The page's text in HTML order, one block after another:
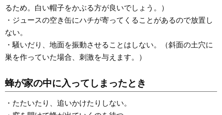
るため。白い帽子をかぶる方が良いでしょう。）
・ジュースの空き缶にハチが寄ってくることがあるので放置し
ない。
・騒いだり、地面を振動させることはしない。（斜面の土穴に
巣を作っていた場合、刺激を与えます。）
蜂が家の中に入ってしまったとき
・たたいたり、追いかけたりしない。